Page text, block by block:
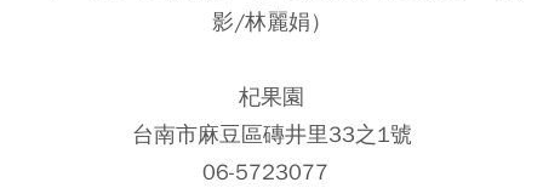
影/林麗娟）
杞果園
台南市麻豆區磚井里33之1號
06-5723077